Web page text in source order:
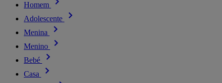
Homem
Adolescente
Menina
Menino
Bebé
Casa